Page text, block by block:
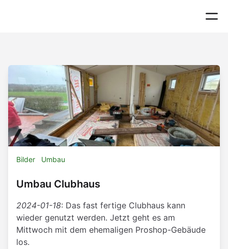
Bilder Umbau
Umbau Clubhaus
2024-01-18: Das fast fertige Clubhaus kann
wieder genutzt werden. Jetzt geht es am
Mittwoch mit dem ehemaligen Proshop-Gebäude
los.